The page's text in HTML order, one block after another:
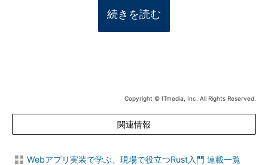
続きを読む
Copyright © ITmedia, Inc. All Rights Reserved.
関連情報
Webアプリ実装で学ぶ、現場で役立つRust入門 連載一覧